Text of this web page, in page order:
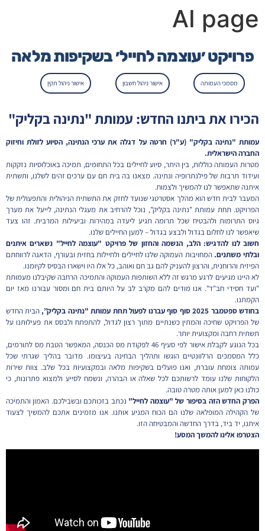
AI page
פרויקט ׳עוצמה לחייל׳ בשקיפות מלאה
מסמכי העמותה אישור ניהול חשבון אישור ניהול תקין
הכירו את ביתנו החדש: עמותת "נתינה בקליק"
עמותת "נתינה בקליק" (ע"ר) חרטה על דגלה את ערכי הנתינה, הסיוע לזולת וחיזוק
החברה הישראלית.
מטרות העמותה כוללות, בין היתר, סיוע לחיילים בכל התחומים, תמיכה באוכלוסיות נזקקות
ועידוד תרבות של פילנתרופיה ונתינה. מצאנו בה בית חם עם ערכים זהים לשלנו, ותשתית
איתנה שתאפשר לנו להמשיך ולצמוח.
המעבר לבית חדש הוא מהלך אסטרטגי שנועד לחזק את התשתית הניהולית והתפעולית של
הפרויקט. תחת עמותת "נתינה בקליק", נוכל להרחיב את מעגלי הנתינה, לייעל את מערך
גיוס התרומות ולהבטיח שכל תרומה תגיע ליעדה במהירות וביעילות המרבית. זהו צעד
שיאפשר לנו לחלום בגדול ולבצע בגדול – למען החיילים שלנו.
חשוב לנו להדגיש: הלב, הנשמה והחזון של פרויקט "עוצמה לחייל" נשארים איתנים
ובלתי משתנים. המחויבות העמוקה שלנו לחיילים ולחיילות בחזית ובעורף, הדאגה לרווחתם
הפיזית והרוחנית, והרצון להעניק להם גב חם ואוהב, כל אלו היו וישארו הבסיס לקיומנו.
לא היינו מגיעים לרגע מרגש זה ללא השותפות העמוקה והתמיכה הרחבה שקיבלנו מעמותת
"ועד חסידי חב"ד". אנו מודים להם מקרב לב על היותם בית חם ומסור עבורנו מאז יום
הקמתנו.
בחודש ספטמבר 2025 סוף סוף עברנו לפעול תחת עמותת "נתינה בקליק”,
הבית החדש
של הפרויקט שחיכה והמתין כשנתיים מתוך רצון לגדול, להתפתח ולבסס את פעילותנו על
תשתית רחבה ומקצועית יותר.
בכל הנוגע לקבלת אישור לפי סעיף 46 לפקודת מס הכנסה, המאפשר הטבת מס לתורמים,
כלל המסמכים הרלוונטיים הוגשו ותהליך הבחינה בעיצומו. מדובר בהליך שגרתי שכל
עמותה צומחת עוברת, ואנו פועלים בשקיפות מלאה ובמקצועיות בכל שלב. צוות שירות
הלקוחות שלנו עומד לרשותכם לכל שאלה או הבהרה, ונשמח לסייע ולמצוא פתרונות, כי
כולנו כאן למען אותה מטרה טובה.
הפרק החדש הזה בסיפור של "עוצמה לחייל" נכתב בזכותכם ובשבילכם. האמון והתמיכה
של הקהילה המופלאה שלנו הם הכוח המניע אותנו. אנו מזמינים אתכם להמשיך לצעוד
איתנו, יד ביד, בדרך החדשה והמבטיחה הזו.
הצטרפו אלינו להמשך המסע!